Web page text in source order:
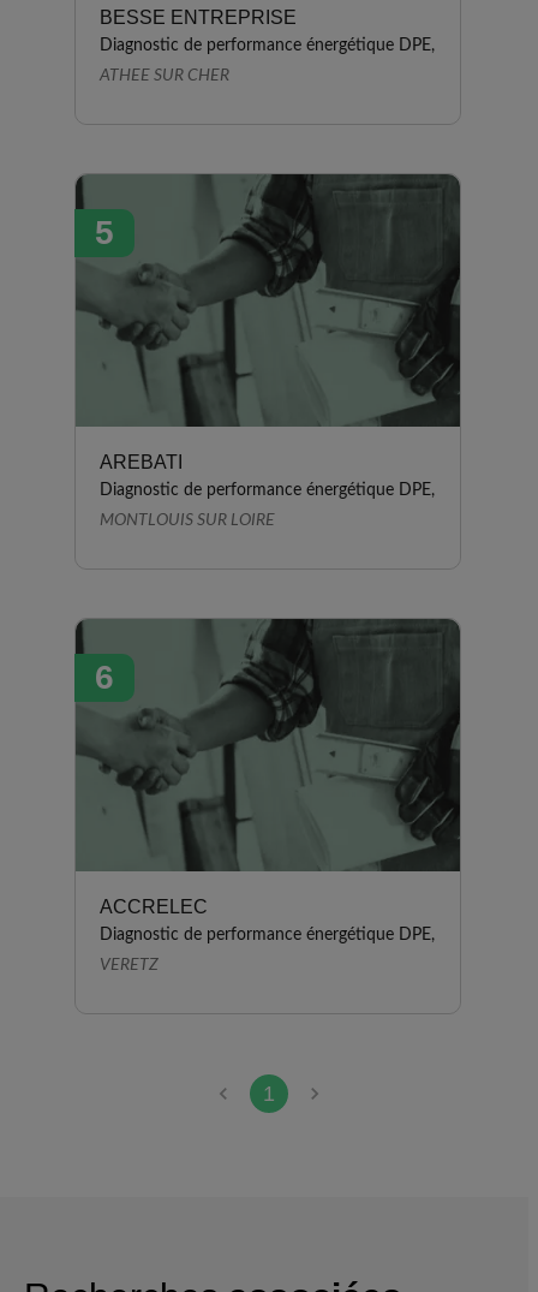
BESSE ENTREPRISE
Diagnostic de performance énergétique DPE,
ATHEE SUR CHER
5
AREBATI
Diagnostic de performance énergétique DPE,
MONTLOUIS SUR LOIRE
6
ACCRELEC
Diagnostic de performance énergétique DPE,
VERETZ
1